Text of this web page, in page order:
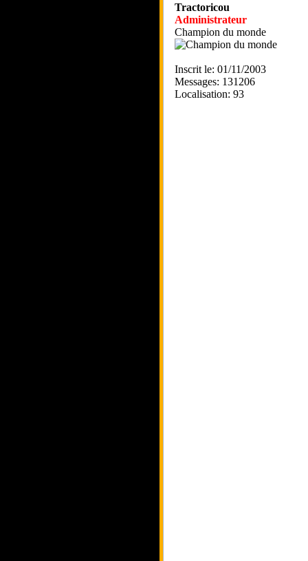
Tractoricou
Administrateur
Champion du monde
Inscrit le: 01/11/2003
Messages: 131206
Localisation: 93